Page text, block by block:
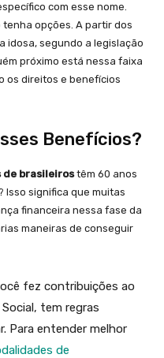
com esse nome.
opções. A partir dos
idosa, segundo a legislação
próximo está nessa faixa
os direitos e benefícios
Benefícios?
de brasileirostêm 60 anos
Isso significa que muitas
financeira nessa fase da
maneiras de conseguir
fez contribuições ao
tem regras
Para entender melhor
de